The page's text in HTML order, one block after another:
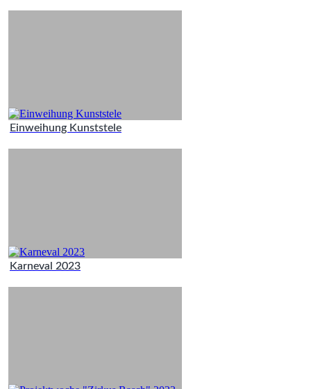
Einweihung Kunststele
Karneval 2023